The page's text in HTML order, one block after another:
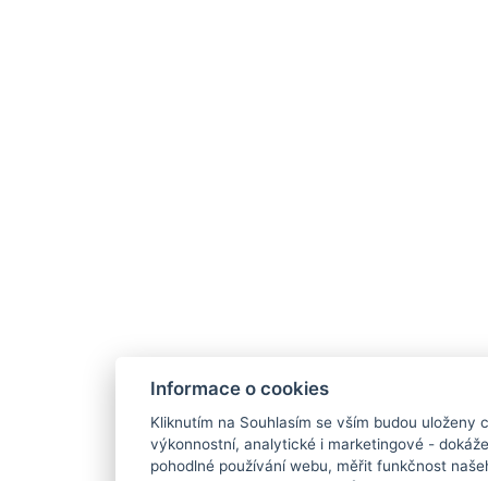
Informace o cookies
Kliknutím na Souhlasím se vším budou uloženy
výkonnostní, analytické i marketingové -
pohodlné používání webu, měřit funkčnost